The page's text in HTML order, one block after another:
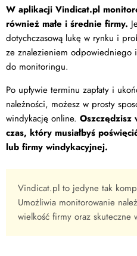
W aplikacji Vindicat.pl
również małe i średnie firmy.
dotychczasową lukę w rynku i
ze znalezieniem odpowiedniego
do monitoringu.
Po upływie terminu zapłaty i
należności, możesz w prosty
windykację online. Oszczędzisz
czas, który musiałbyś
lub firmy windykacyjnej.
Vindicat.pl to jedyne tak
Umożliwia monitorowanie
wielkość firmy oraz skuteczne